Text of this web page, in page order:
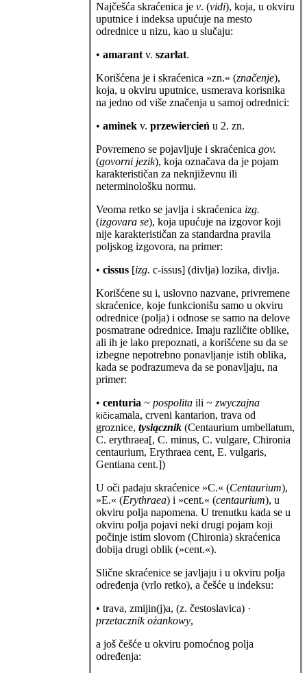
Najčešća skraćenica je v. (vidi), koja, u okviru
uputnice i indeksa upućuje na mesto
odrednice u nizu, kao u slučaju:
• amarantv. szarłat.
Korišćena je i skraćenica »zn.« (značenje),
koja, u okviru uputnice, usmerava korisnika
na jedno od više značenja u samoj odrednici:
• aminek v. przewiercień u 2. zn.
Povremeno se pojavljuje i skraćenica gov.
(govorni jezik), koja označava da je pojam
karakterističan za neknjiževnu ili
neterminološku normu.
Veoma retko se javlja i skraćenica izg.
(izgovara se), koja upućuje na izgovor koji
nije karakterističan za standardna pravila
poljskog izgovora, na primer:
• cissus [izg. c-issus] (divlja) lozika, divlja.
Korišćene su i, uslovno nazvane, privremene
skraćenice, koje funkcionišu samo u okviru
odrednice (polja) i odnose se samo na delove
posmatrane odrednice. Imaju različite oblike,
ali ih je lako prepoznati, a korišćene su da se
izbegne nepotrebno ponavljanje istih oblika,
kada se podrazumeva da se ponavljaju, na
primer:
• centuria ~ pospolita ili ~ zwyczajna
kičicamala, crveni kantarion, trava od
groznice, tysiącznik (Centaurium umbellatum,
C. erythraea[, C. minus, C. vulgare, Chironia
centaurium, Erythraea cent, E. vulgaris,
Gentiana cent.])
U oči padaju skraćenice »C.« (Centaurium),
»E.« (Erythraea) i »cent.« (centaurium), u
okviru polja napomena. U trenutku kada se u
okviru polja pojavi neki drugi pojam koji
počinje istim slovom (Chironia) skraćenica
dobija drugi oblik (»cent.«).
Slične skraćenice se javljaju i u okviru polja
određenja (vrlo retko), a češće u indeksu:
• trava, zmijin(j)a, (z. čestoslavica) ·
przetacznik ożankowy,
a još češće u okviru pomoćnog polja
određenja: